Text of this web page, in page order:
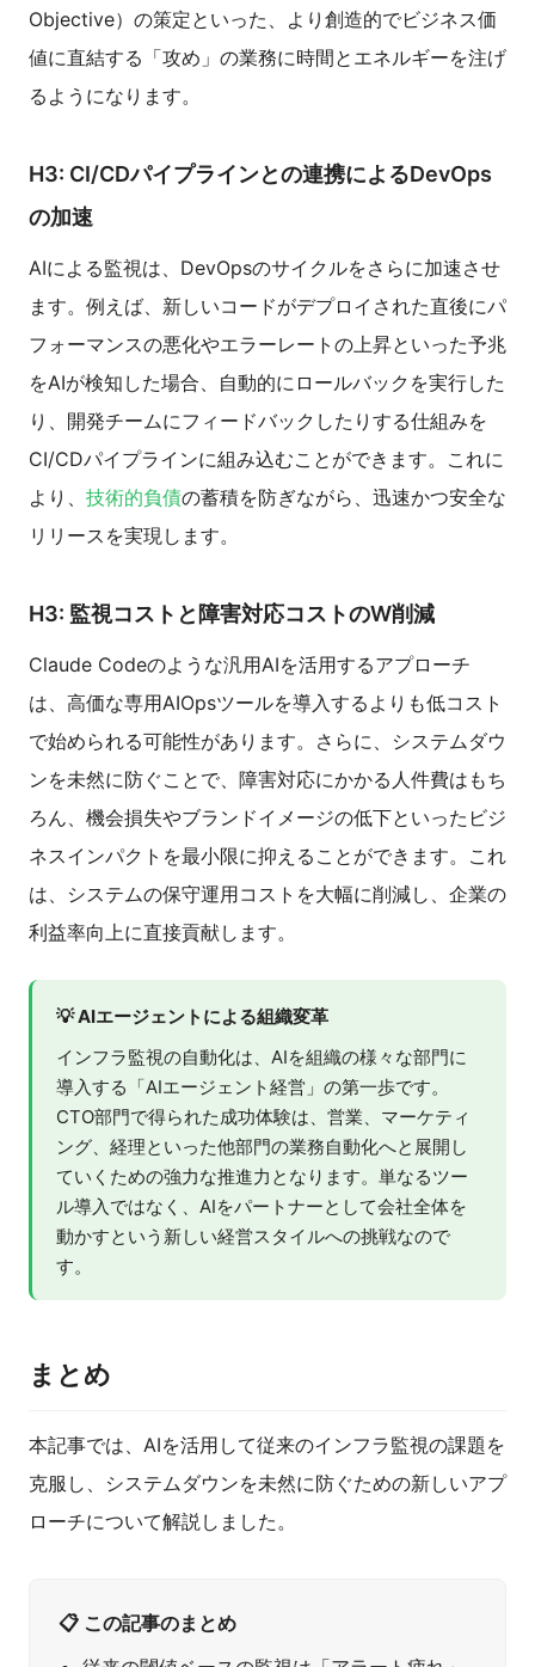
Objective）の策定といった、より創造的でビジネス価
値に直結する「攻め」の業務に時間とエネルギーを注げ
るようになります。
H3: CI/CDパイプラインとの連携によるDevOps
の加速
AIによる監視は、DevOpsのサイクルをさらに加速させ
ます。例えば、新しいコードがデプロイされた直後にパ
フォーマンスの悪化やエラーレートの上昇といった予兆
をAIが検知した場合、自動的にロールバックを実行した
り、開発チームにフィードバックしたりする仕組みを
CI/CDパイプラインに組み込むことができます。これに
より、 技術的負債の蓄積を防ぎながら、迅速かつ安全な
リリースを実現します。
H3: 監視コストと障害対応コストのW削減
Claude Codeのような汎用AIを活用するアプローチ
は、高価な専用AIOpsツールを導入するよりも低コスト
で始められる可能性があります。さらに、システムダウ
ンを未然に防ぐことで、障害対応にかかる人件費はもち
ろん、機会損失やブランドイメージの低下といったビジ
ネスインパクトを最小限に抑えることができます。これ
は、システムの保守運用コストを大幅に削減し、企業の
利益率向上に直接貢献します。
💡 AIエージェントによる組織変革
インフラ監視の自動化は、AIを組織の様々な部門に
導入する「AIエージェント経営」の第一歩です。
CTO部門で得られた成功体験は、営業、マーケティ
ング、経理といった他部門の業務自動化へと展開し
ていくための強力な推進力となります。単なるツー
ル導入ではなく、AIをパートナーとして会社全体を
動かすという新しい経営スタイルへの挑戦なので
す。
まとめ
本記事では、AIを活用して従来のインフラ監視の課題を
克服し、システムダウンを未然に防ぐための新しいアプ
ローチについて解説しました。
📋 この記事のまとめ